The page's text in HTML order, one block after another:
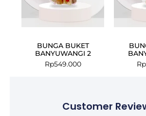
BUNGA BUKET
BANYUWANGI 2
Rp549.000
Rp
Customer